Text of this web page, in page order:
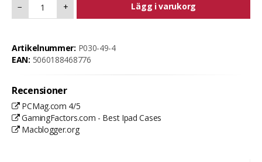
− + Lägg i varukorg
Artikelnummer: P030-49-4
EAN: 5060188468776
Recensioner
PCMag.com 4/5
GamingFactors.com - Best Ipad Cases
Macblogger.org